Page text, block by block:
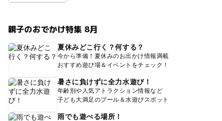
親子のおでかけ特集 8月
夏休みどこ行く？何する？
今から準備！夏休みのお出かけ情報満載
おすすめ遊び場＆イベントをチェック！
暑さに負けずに全力水遊び！
年齢別や人気アトラクション情報など
子ども大満足のプール＆水遊びスポット
雨でも遊べる場所！